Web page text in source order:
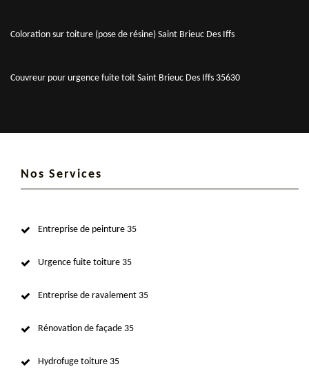
Coloration sur toiture (pose de résine) Saint Brieuc Des Iffs
Couvreur pour urgence fuite toit Saint Brieuc Des Iffs 35630
Nos Services
Entreprise de peinture 35
Urgence fuite toiture 35
Entreprise de ravalement 35
Rénovation de façade 35
Hydrofuge toiture 35